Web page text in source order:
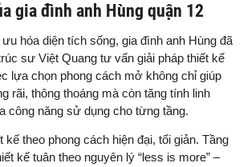
gia đình anh Hùng quận 12
hóa diện tích sống, gia đình anh Hùng đã
sư Việt Quang tư vấn giải pháp thiết kế
lựa chọn phong cách mở không chỉ giúp
rãi, thông thoáng mà còn tăng tính linh
công năng sử dụng cho từng tầng.
kế theo phong cách hiện đại, tối giản. Tầng
kế tuân theo nguyên lý “less is more” –